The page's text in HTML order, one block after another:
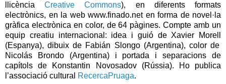
llicènciaCreative Commons), en diferents formats
electrònics, en la web www.finado.net en forma de novel·la
gràfica electrònica en color, de 64 pàgines. Compte amb un
equip creatiu internacional: idea i guió de Xavier Morell
(Espanya), dibuix de Fabián Slongo(Argentina), color de
Nicolás Brondo(Argentina) i portada i separacions de
capítols de Konstantin Novosadov(Rússia). Ho publica
l’associació cultural
RecercaPruaga.